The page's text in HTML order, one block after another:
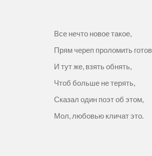
Все нечто новое такое,
Прям череп проломить
И тут же, взять обнять,
Чтоб больше не терять,
Сказал один поэт об этом,
Мол, любовью кличат это.